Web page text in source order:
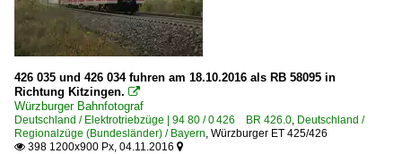
426 035 und 426 034 fuhren am 18.10.2016 als RB 58095 in
Richtung Kitzingen. 
Würzburger Bahnfotograf
Deutschland / Elektrotriebzüge | 94 80 / 0 426 BR 426.0, Deutschland /
Regionalzüge (Bundesländer) / Bayern, Würzburger ET 425/426
 398 1200x900 Px, 04.11.2016 